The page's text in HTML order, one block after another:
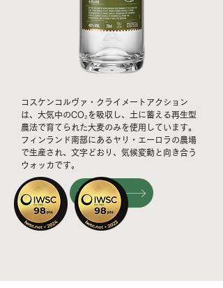
コスケンコルヴァ・クライメートアクション
は、大気中のCO₂を吸収し、土に蓄える再生型
農法で育てられた大麦のみを使用しています。
フィンランド南部にあるヤリ・エーロラの農場
で生産され、文字どおり、気候変動と向き合う
ウォッカです。
SHOP